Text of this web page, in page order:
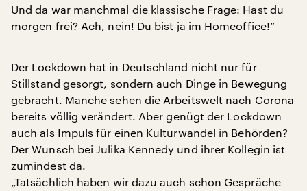
Und da war manchmal die klassische Frage: Hast du
morgen frei? Ach, nein! Du bist ja im Homeoffice!“
Der Lockdown hat in Deutschland nicht nur für
Stillstand gesorgt, sondern auch Dinge in Bewegung
gebracht. Manche sehen die Arbeitswelt nach Corona
bereits völlig verändert. Aber genügt der Lockdown
auch als Impuls für einen Kulturwandel in Behörden?
Der Wunsch bei Julika Kennedy und ihrer Kollegin ist
zumindest da.
„Tatsächlich haben wir dazu auch schon Gespräche